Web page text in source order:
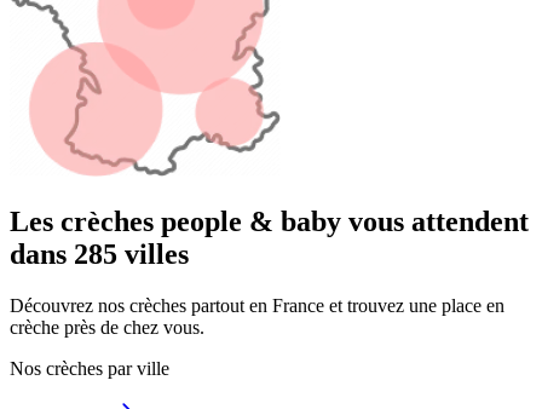
Les crèches people & baby vous attendent
dans 285 villes
Découvrez nos crèches partout en France et trouvez une place en
crèche près de chez vous.
Nos crèches par ville